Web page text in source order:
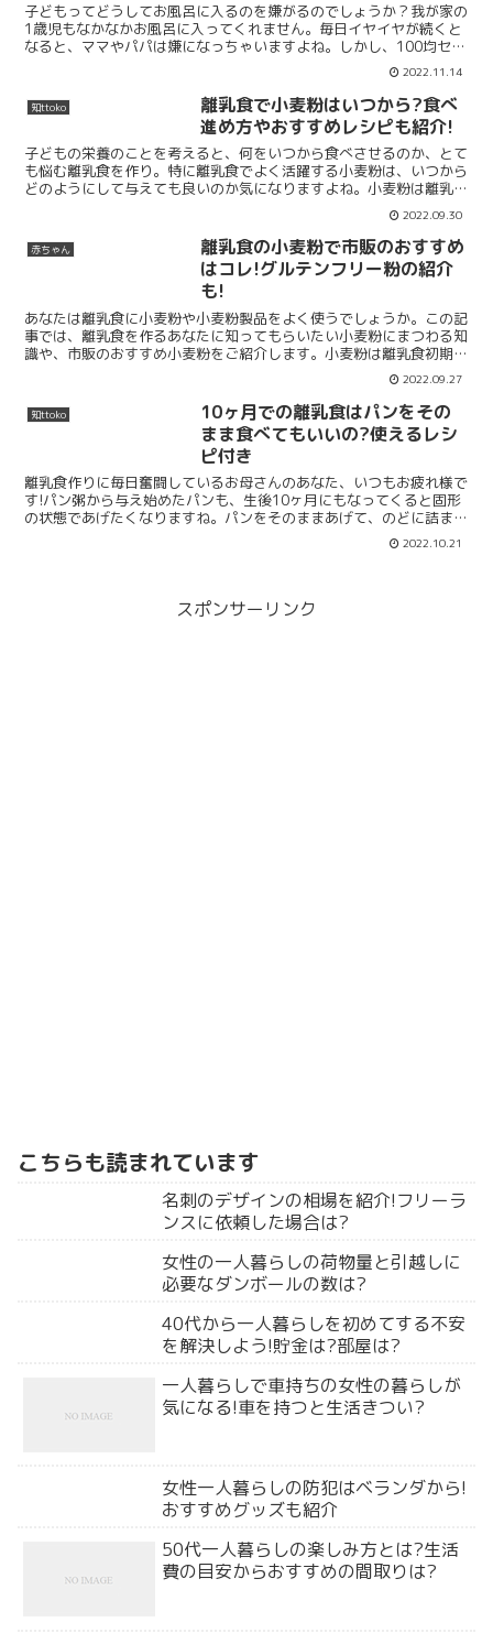
子どもってどうしてお風呂に入るのを嫌がるのでしょうか？我が家の
1歳児もなかなかお風呂に入ってくれません。毎日イヤイヤが続くと
なると、ママやパパは嫌になっちゃいますよね。しかし、100均セリ
アのお風呂おもちゃを使ってみたところ、お風呂に嫌がら...2022.11.14
知ttoko
離乳食で小麦粉はいつから?食べ
進め方やおすすめレシピも紹介!
子どもの栄養のことを考えると、何をいつから食べさせるのか、とて
も悩む離乳食を作り。特に離乳食でよく活躍する小麦粉は、いつから
どのようにして与えても良いのか気になりますよね。小麦粉は離乳食
を始めて1ヶ月くらい経った後、おかゆに慣れてきた頃に与...2022.09.30
赤ちゃん
離乳食の小麦粉で市販のおすすめ
はコレ!グルテンフリー粉の紹介
も!
あなたは離乳食に小麦粉や小麦粉製品をよく使うでしょうか。この記
事では、離乳食を作るあなたに知ってもらいたい小麦粉にまつわる知
識や、市販のおすすめ小麦粉をご紹介します。小麦粉は離乳食初期か
ら食べさせてもよいとされる食材なので、私はよくお世話に...2022.09.27
知ttoko
10ヶ月での離乳食はパンをその
まま食べてもいいの?使えるレシ
ピ付き
離乳食作りに毎日奮闘しているお母さんのあなた、いつもお疲れ様で
す!パン粥から与え始めたパンも、生後10ヶ月にもなってくると固形
の状態であげたくなりますね。パンをそのままあげて、のどに詰まら
せないか心配だわ。10ヶ月の赤ちゃんの離乳食に、その... 2022.10.21
スポンサーリンク
こちらも読まれています
名刺のデザインの相場を紹介!フリーラ
ンスに依頼した場合は?
女性の一人暮らしの荷物量と引越しに
必要なダンボールの数は?
40代から一人暮らしを初めてする不安
を解決しよう!貯金は?部屋は?
一人暮らしで車持ちの女性の暮らしが
気になる!車を持つと生活きつい?
女性一人暮らしの防犯はベランダから!
おすすめグッズも紹介
50代一人暮らしの楽しみ方とは?生活
費の目安からおすすめの間取りは?